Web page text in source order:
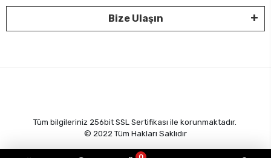
Bize Ulaşın
Tüm bilgileriniz 256bit SSL Sertifikası ile korunmaktadır.
© 2022 Tüm Hakları Saklıdır